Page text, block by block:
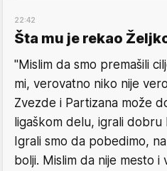
22:42
Šta mu je rekao
"Mislim da smo premašili
mi, verovatno niko nije
Zvezde i Partizana može
ligaškom delu, igrali dobru
Igrali smo da pobedimo,
bolji. Mislim da nije mesto i